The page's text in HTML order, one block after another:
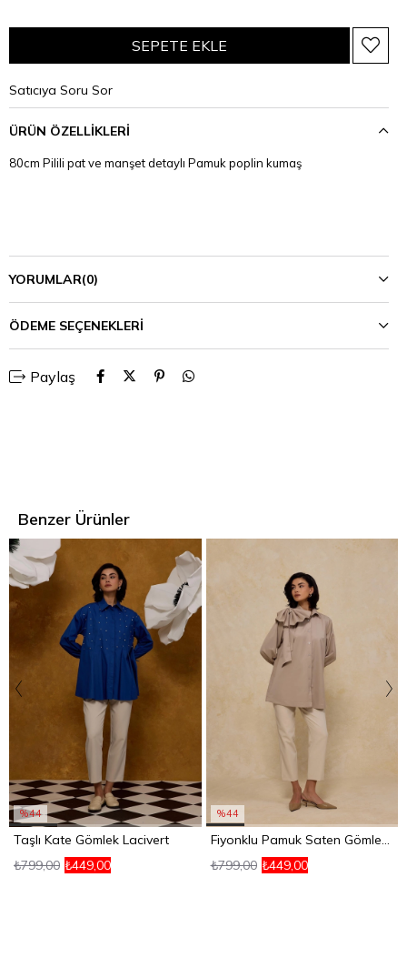
Satıcıya Soru Sor
ÜRÜN ÖZELLIKLERI
80cm Pilili pat ve manşet detaylı Pamuk poplin kumaş
YORUMLAR(0)
ÖDEME SEÇENEKLERI
Paylaş
Benzer Ürünler
%44
Taşlı Kate Gömlek Lacivert
₺449,00
₺799,00
%44
Fiyonklu Pamuk Saten Gömlek Gri
₺449,00
₺799,00